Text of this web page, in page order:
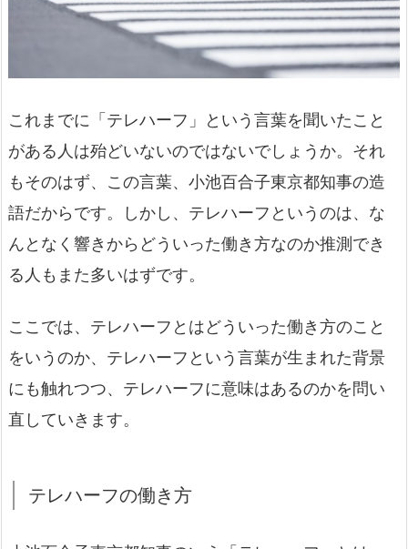
これまでに「テレハーフ」という言葉を聞いたこと
がある人は殆どいないのではないでしょうか。それ
もそのはず、この言葉、小池百合子東京都知事の造
語だからです。しかし、テレハーフというのは、な
んとなく響きからどういった働き方なのか推測でき
る人もまた多いはずです。
ここでは、テレハーフとはどういった働き方のこと
をいうのか、テレハーフという言葉が生まれた背景
にも触れつつ、テレハーフに意味はあるのかを問い
直していきます。
テレハーフの働き方